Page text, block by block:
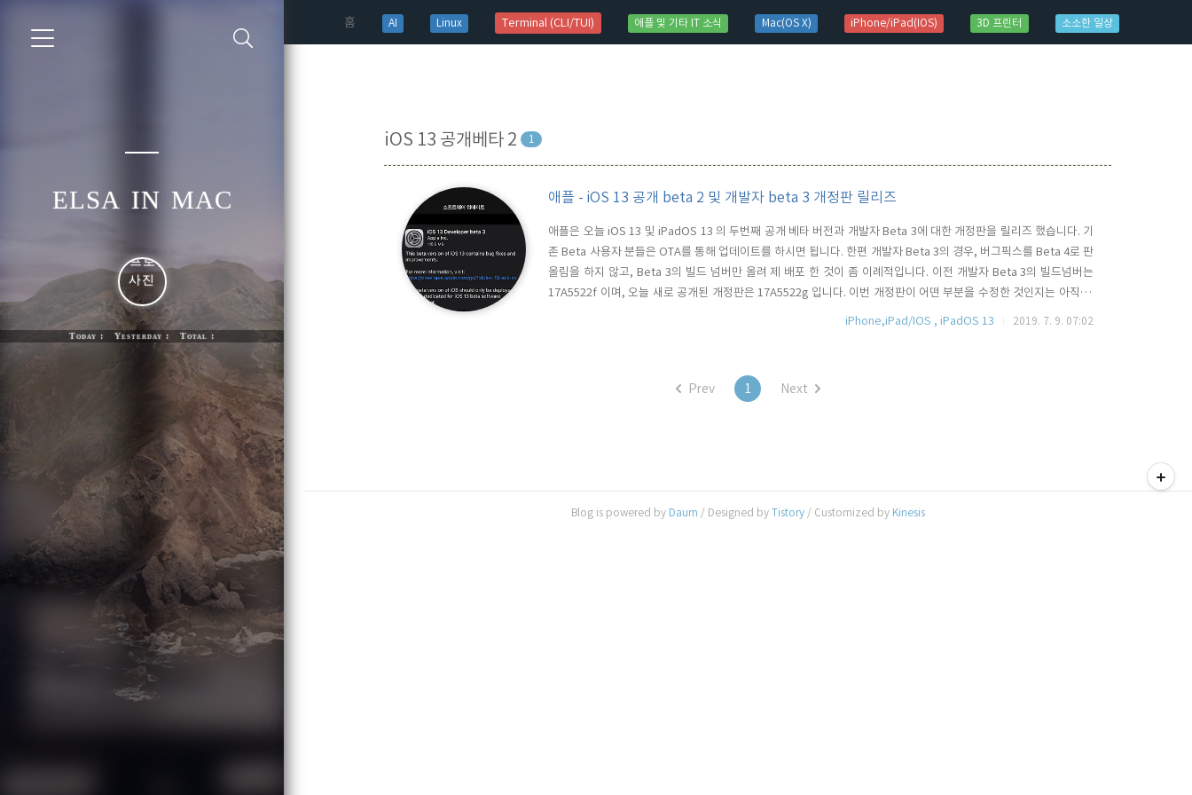
홈(current)
AI Linux Terminal (CLI/TUI) 애플 및 기타 IT 소식 Mac(OS X) iPhone/iPad(IOS) 3D 프린터 소소한 일상
elsa in mac
Today : Yesterday : Total :
iOS 13 공개베타 2 1
애플 - iOS 13 공개 beta 2 및 개발자 beta 3 개정판 릴리즈
애플은 오늘 iOS 13 및 iPadOS 13 의 두번째 공개 베타 버전과 개발자 Beta 3에 대한 개정판을 릴리즈 했습니다. 기
존 Beta 사용자 분들은 OTA를 통해 업데이트를 하시면 됩니다. 한편 개발자 Beta 3의 경우, 버그픽스를 Beta 4로 판
올림을 하지 않고, Beta 3의 빌드 넘버만 올려 제 배포 한 것이 좀 이례적입니다. 이전 개발자 Beta 3의 빌드넘버는
17A5522f 이며, 오늘 새로 공개된 개정판은 17A5522g 입니다. 이번 개정판이 어떤 부분을 수정한 것인지는 아직 구
iPhone,iPad/IOS , iPadOS 13 2019. 7. 9. 07:02
Prev 1 Next
Blog is powered by Daum / Designed by Tistory/ Customized by Kinesis